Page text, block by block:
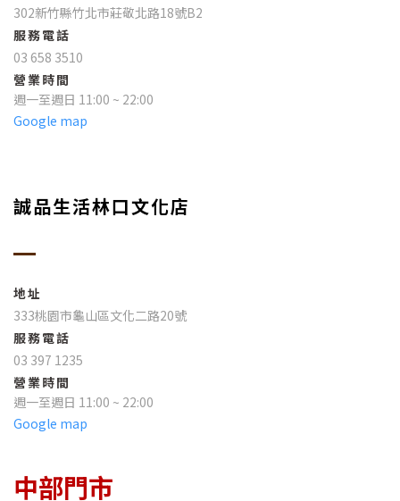
302新竹縣竹北市莊敬北路18號B2
服務電話
03 658 3510
營業時間
週一至週日 11:00 ~ 22:00
Google map
誠品生活林口文化店
地址
333桃園市龜山區文化二路20號
服務電話
03 397 1235
營業時間
週一至週日 11:00 ~ 22:00
Google map
中部門市